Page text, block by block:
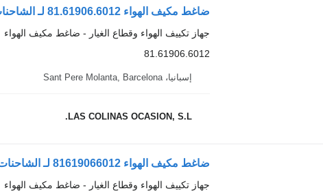
ضاغط مكيف الهواء 81.61906.6012 لـ الشاحنات MAN TGA
جهاز تكييف الهواء وقطاع الغيار - ضاغط مكيف الهواء
81.61906.6012
إسبانيا، Sant Pere Molanta, Barcelona
LAS COLINAS OCASION, S.L.
ضاغط مكيف الهواء 81619066012 لـ الشاحنات MAN TGA
جهاز تكييف الهواء وقطاع الغيار - ضاغط مكيف الهواء